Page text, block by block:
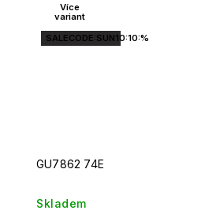
Více
variant
SALECODE:SUN10:10:%
GU7862 74E
Skladem